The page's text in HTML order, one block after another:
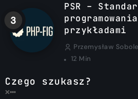
PSR –
przykładami
Przemysław
12 Min
Czego szukasz?